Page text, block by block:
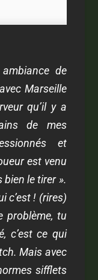
de
Marseille
qu’il y a
de mes
et
est venu
bien le tirer ».
c’est ! (rires)
problème, tu
c’est ce qui
Mais avec
sifflets